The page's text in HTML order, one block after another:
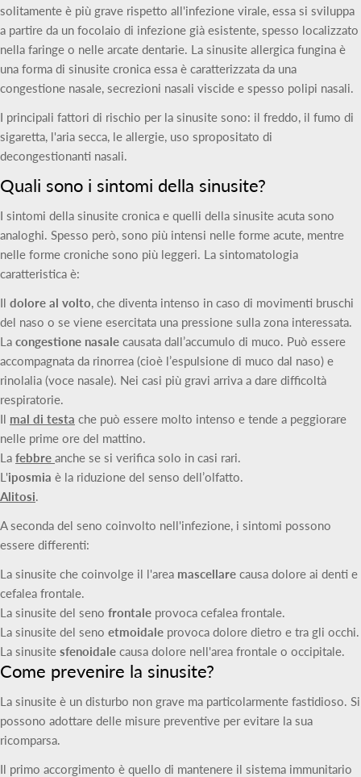
solitamente è più grave rispetto all'infezione virale, essa si sviluppa
a partire da un focolaio di infezione già esistente, spesso localizzato
nella faringe o nelle arcate dentarie. La sinusite allergica fungina è
una forma di sinusite cronica essa è caratterizzata da una
congestione nasale, secrezioni nasali viscide e spesso polipi nasali.
I principali fattori di rischio per la sinusite sono: il freddo, il fumo di
sigaretta, l'aria secca, le allergie, uso spropositato di
decongestionanti nasali.
Quali sono i sintomi della sinusite?
I sintomi della sinusite cronica e quelli della sinusite acuta sono
analoghi. Spesso però, sono più intensi nelle forme acute, mentre
nelle forme croniche sono più leggeri. La sintomatologia
caratteristica è:
Il dolore al volto, che diventa intenso in caso di movimenti bruschi
del naso o se viene esercitata una pressione sulla zona interessata.
La congestione nasale causata dall’accumulo di muco. Può essere
accompagnata da rinorrea (cioè l’espulsione di muco dal naso) e
rinolalia (voce nasale). Nei casi più gravi arriva a dare difficoltà
respiratorie.
Il mal di testa che può essere molto intenso e tende a peggiorare
nelle prime ore del mattino.
La febbre anche se si verifica solo in casi rari.
L'iposmia è la riduzione del senso dell’olfatto.
Alitosi.
A seconda del seno coinvolto nell'infezione, i sintomi possono
essere differenti:
La sinusite che coinvolge il l'area mascellare causa dolore ai denti e
cefalea frontale.
La sinusite del seno frontale provoca cefalea frontale.
La sinusite del seno etmoidale provoca dolore dietro e tra gli occhi.
La sinusite sfenoidale causa dolore nell'area frontale o occipitale.
Come prevenire la sinusite?
La sinusite è un disturbo non grave ma particolarmente fastidioso. Si
possono adottare delle misure preventive per evitare la sua
ricomparsa.
Il primo accorgimento è quello di mantenere il sistema immunitario